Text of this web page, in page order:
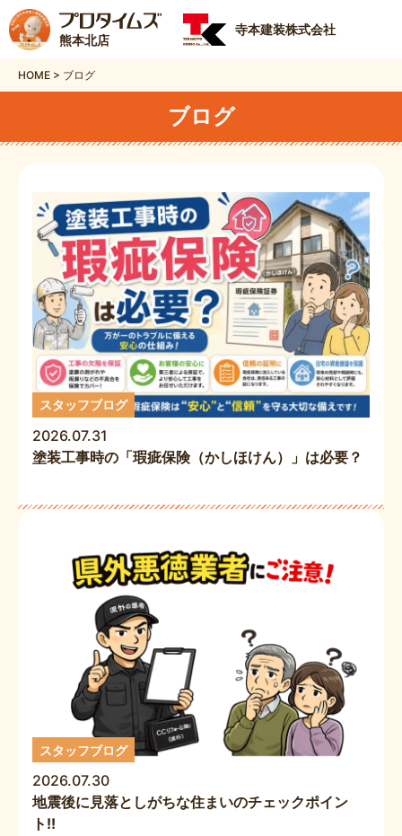
熊本北店
寺本建装株式会社
HOME > ブログ
ブログ
スタッフブログ
2026.07.31
塗装工事時の「瑕疵保険（かしほけん）」は必要？
スタッフブログ
2026.07.30
地震後に見落としがちな住まいのチェックポイン
ト!!